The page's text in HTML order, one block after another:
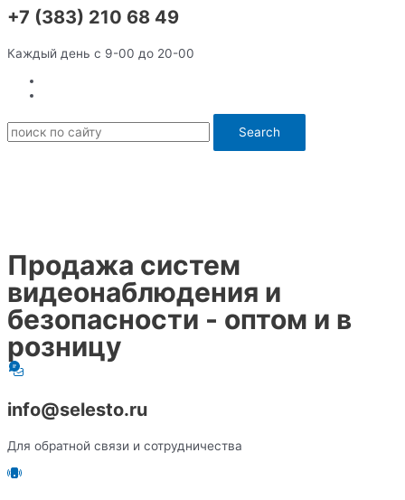
+7 (383) 210 68 49
Каждый день с 9-00 до 20-00
Search
Продажа систем
видеонаблюдения и
безопасности - оптом и в
розницу
info@selesto.ru
Для обратной связи и сотрудничества